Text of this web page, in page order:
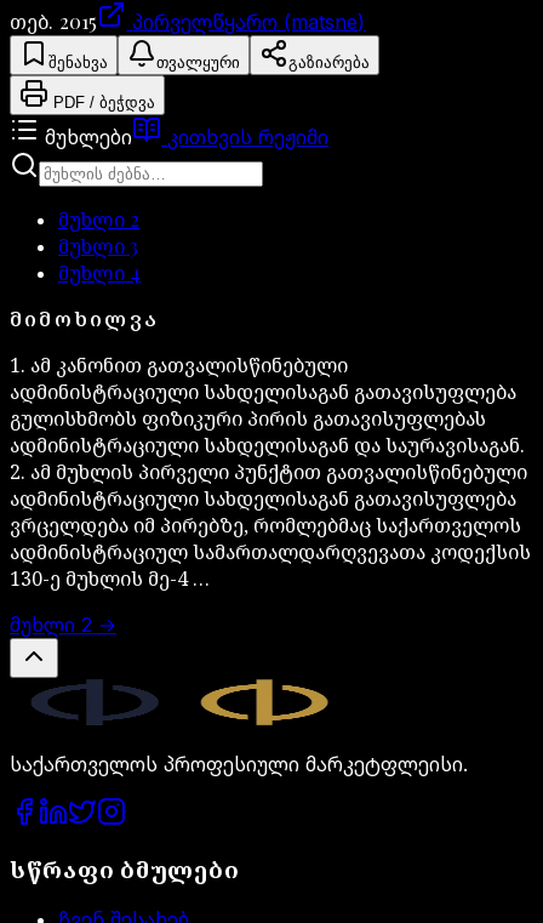
თებ. 2015
პირველწყარო (matsne)
შენახვა თვალყური გაზიარება
PDF / ბეჭდვა
მუხლები კითხვის რეჟიმი
მუხლი 2
მუხლი3
მუხლი 4
ᲛᲘᲛᲝᲮᲘᲚᲕᲐ
1. ამ კანონით გათვალისწინებული
ადმინისტრაციული სახდელისაგან გათავისუფლება
გულისხმობს ფიზიკური პირის გათავისუფლებას
ადმინისტრაციული სახდელისაგან და საურავისაგან.
2. ამ მუხლის პირველი პუნქტით გათვალისწინებული
ადმინისტრაციული სახდელისაგან გათავისუფლება
ვრცელდება იმ პირებზე, რომლებმაც საქართველოს
ადმინისტრაციულ სამართალდარღვევათა კოდექსის
130-ე მუხლის მე-4 …
მუხლი 2 →
საქართველოს პროფესიული მარკეტფლეისი.
სწრაფი ბმულები